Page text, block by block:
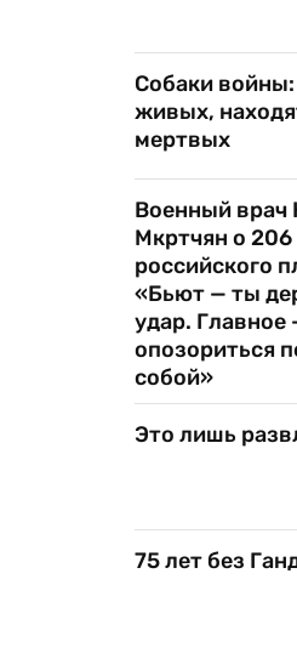
Собаки
живых,
мертвых
Военный
Мкртчян о 206
российского
«Бьют — ты
удар. Главное
опозориться
собой»
Это лишь
75 лет без